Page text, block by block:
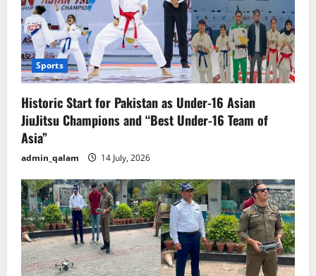
Sports
Historic Start for Pakistan as Under-16 Asian
JiuJitsu Champions and “Best Under-16 Team of
Asia”
admin_qalam 14 July, 2026